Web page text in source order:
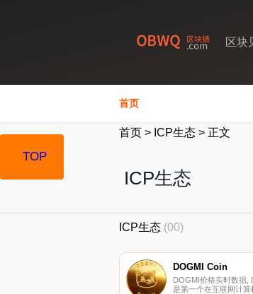
区块
首页
首页 > ICP生态 > 正文
ICP生态
TOP
ICP生态 (00)
DOGMI Coin
DOGMI价格实时数据,
是第一个在互联网计算